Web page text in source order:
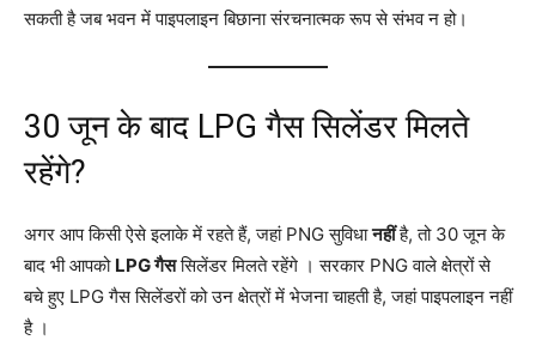
सकती है जब भवन में पाइपलाइन बिछाना संरचनात्मक रूप से संभव न हो।
30 जून के बाद LPG गैस सिलेंडर मिलते
रहेंगे?
अगर आप किसी ऐसे इलाके में रहते हैं, जहां PNG सुविधानहींहै, तो 30 जून के
बाद भी आपको LPG गैससिलेंडर मिलते रहेंगे । सरकार PNG वाले क्षेत्रों से
बचे हुए LPG गैस सिलेंडरों को उन क्षेत्रों में भेजना चाहती है, जहां पाइपलाइन नहीं
है ।